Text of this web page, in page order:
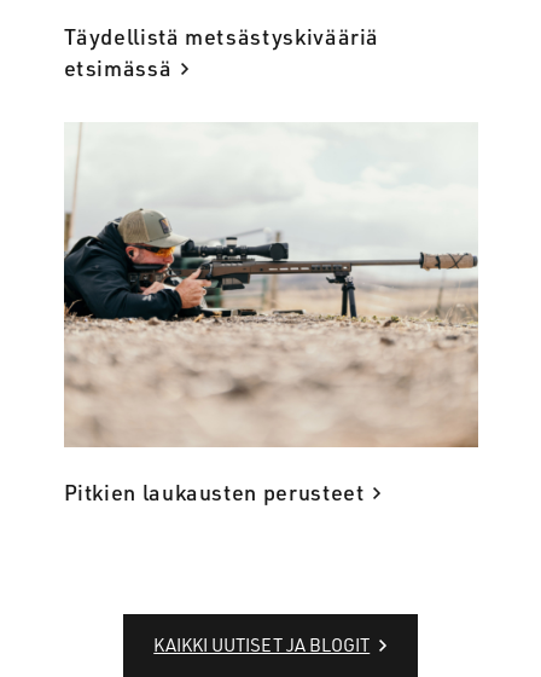
Täydellistä metsästyskivääriä
etsimässä
Pitkien laukausten perusteet
KAIKKI UUTISET JA BLOGIT